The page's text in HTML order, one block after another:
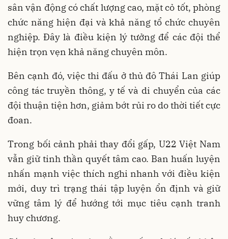
sân vận động có chất lượng cao, mặt cỏ tốt, phòng
chức năng hiện đại và khả năng tổ chức chuyên
nghiệp. Đây là điều kiện lý tưởng để các đội thể
hiện trọn vẹn khả năng chuyên môn.
Bên cạnh đó, việc thi đấu ở thủ đô Thái Lan giúp
công tác truyền thông, y tế và di chuyển của các
đội thuận tiện hơn, giảm bớt rủi ro do thời tiết cực
đoan.
Trong bối cảnh phải thay đổi gấp, U22 Việt Nam
vẫn giữ tinh thần quyết tâm cao. Ban huấn luyện
nhấn mạnh việc thích nghi nhanh với điều kiện
mới, duy trì trạng thái tập luyện ổn định và giữ
vững tâm lý để hướng tới mục tiêu cạnh tranh
huy chương.